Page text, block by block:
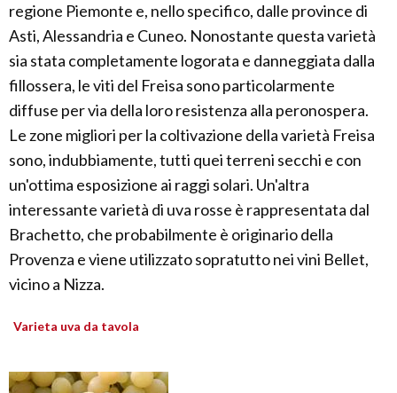
regione Piemonte e, nello specifico, dalle province di
Asti, Alessandria e Cuneo. Nonostante questa varietà
sia stata completamente logorata e danneggiata dalla
fillossera, le viti del Freisa sono particolarmente
diffuse per via della loro resistenza alla peronospera.
Le zone migliori per la coltivazione della varietà Freisa
sono, indubbiamente, tutti quei terreni secchi e con
un'ottima esposizione ai raggi solari. Un'altra
interessante varietà di uva rosse è rappresentata dal
Brachetto, che probabilmente è originario della
Provenza e viene utilizzato sopratutto nei vini Bellet,
vicino a Nizza.
Varieta uva da tavola